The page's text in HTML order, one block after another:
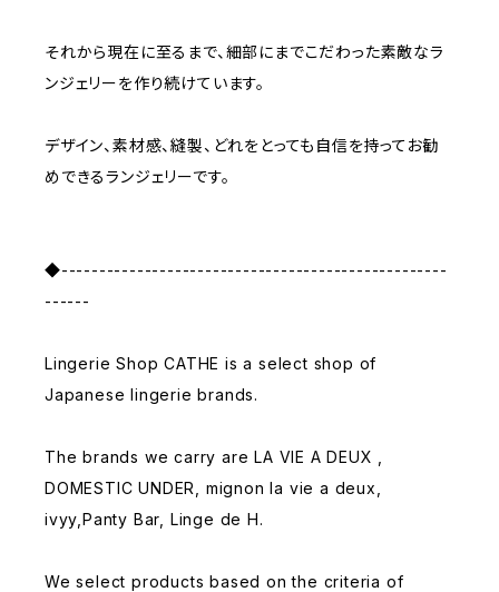
それから現在に至るまで、細部にまでこだわった素敵なラ
ンジェリーを作り続けています。
デザイン、素材感、縫製、どれをとっても自信を持ってお勧
めできるランジェリーです。
◆---------------------------------------------------
------
Lingerie Shop CATHE is a select shop of
Japanese lingerie brands.
The brands we carry are LA VIE A DEUX ,
DOMESTIC UNDER, mignon la vie a deux,
ivyy,Panty Bar, Linge de H.
We select products based on the criteria of